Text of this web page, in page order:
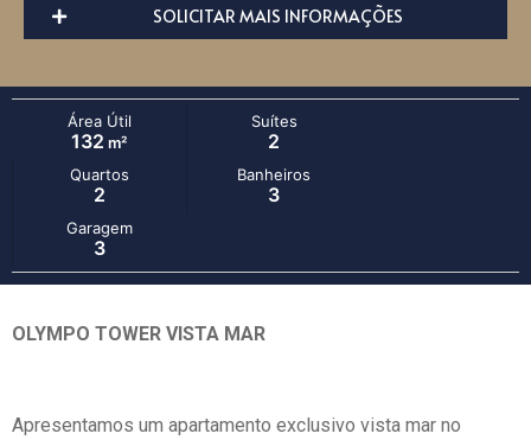
SOLICITAR MAIS INFORMAÇÕES
Área Útil
132 m²
Suítes
2
Quartos
2
Banheiros
3
Garagem
3
OLYMPO TOWER VISTA MAR
Apresentamos um apartamento exclusivo vista mar no